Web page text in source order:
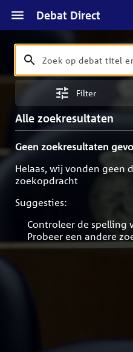
Debat Direct
Zoeken
Zoek
op
en
beschrijving
Filter
Alle zoekresultaten
Geen zoekresultaten
Helaas, wij vonden geen
zoekopdracht
Suggesties:
Controleer de spelling
Probeer een andere